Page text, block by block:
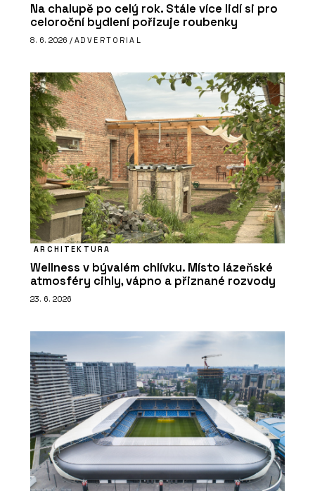
Na chalupě po celý rok. Stále více lidí si pro
celoroční bydlení pořizuje roubenky
8. 6. 2026 / ADVERTORIAL
ARCHITEKTURA
Wellness v bývalém chlívku. Místo lázeňské
atmosféry cihly, vápno a přiznané rozvody
23. 6. 2026